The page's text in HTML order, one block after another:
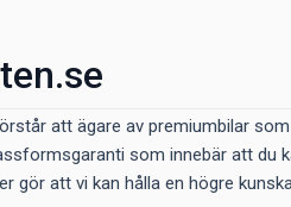
att ägare av premiumbilar
som innebär att du
att vi kan hålla en högre